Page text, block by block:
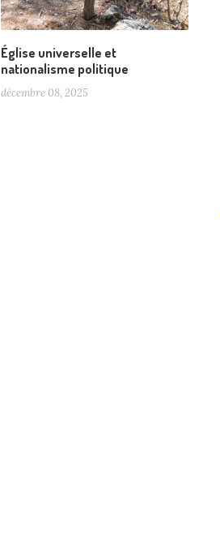
Église universelle et
nationalisme politique
décembre 08, 2025